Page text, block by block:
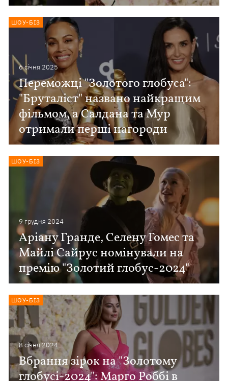
6 сiчня 2025
Переможці "Золотого глобуса":
"Бруталіст" названо найкращим
фільмом, а Салдана та Мур
отримали перші нагороди
ШОУ-БІЗ
9 грудня 2024
Аріану Гранде, Селену Гомес та
Майлі Сайрус номінували на
премію "Золотий глобус-2024"
ШОУ-БІЗ
8 сiчня 2024
Вбрання зірок на "Золотому
глобусі-2024": Марго Роббі в
ШОУ-БІЗ